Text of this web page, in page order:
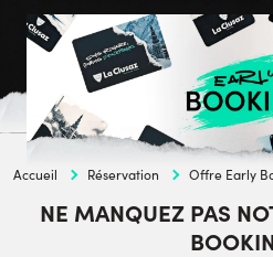
Accueil Réservation Offre Early
NE MANQUEZ PAS